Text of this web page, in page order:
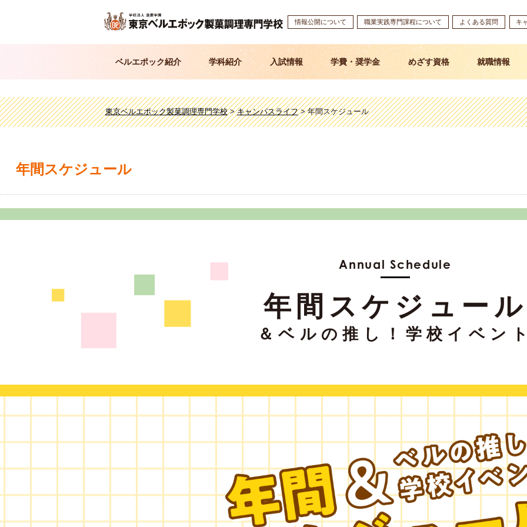
情報公開について 職業実践専門課程について よくある質問 キ
ベルエポック紹介 学科紹介 入試情報 学費・奨学金 めざす資格 就職情報
東京ベルエポック製菓調理専門学校>キャンパスライフ>年間スケジュール
年間スケジュール
Annual Schedule
年間スケジュール
＆ベルの推し！学校イベン